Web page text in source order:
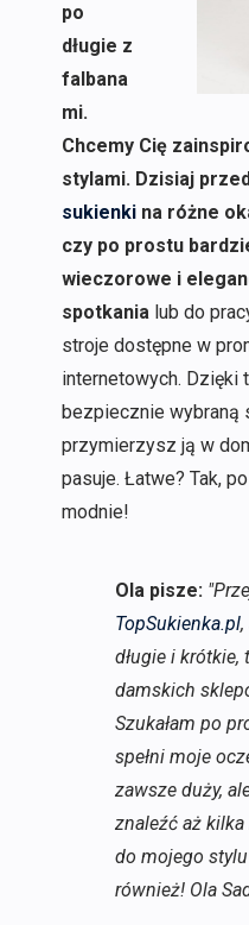
po
długie z
falbana
mi.
Chcemy Cię
stylami. Dzisiaj
sukienkina różne
czy po prostu
wieczorowe i
spotkanialub do
stroje dostępne w
internetowych. Dzięki
bezpiecznie wybraną
przymierzysz ją w
pasuje. Łatwe? Tak,
modnie!
Ola pisze:
TopSukienka.pl,
długie i krótkie,
damskich
Szukałam po
spełni moje
zawsze duży,
znaleźć aż
do mojego
również! Ola